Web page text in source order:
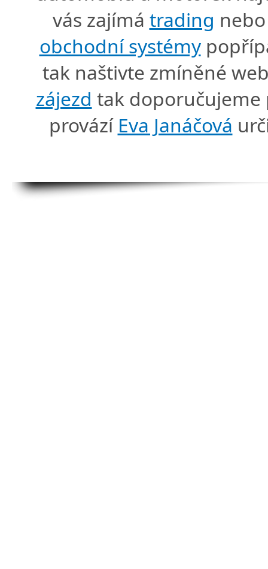
vás zajímá trading
obchodní systémy
tak naštivte zmíněné
zájezd tak doporučujeme
provází Eva Janáčová